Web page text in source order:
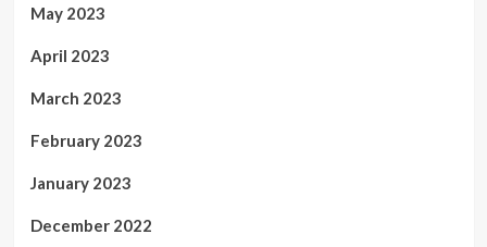
May 2023
April 2023
March 2023
February 2023
January 2023
December 2022